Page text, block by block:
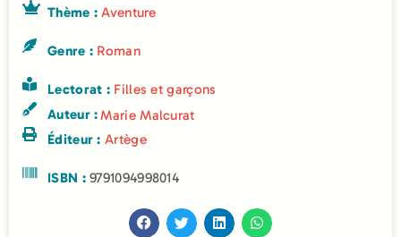
Thème :Aventure
Genre : Roman
Lectorat : Filles et garçons
Auteur :Marie Malcurat
Éditeur : Artège
ISBN :9791094998014